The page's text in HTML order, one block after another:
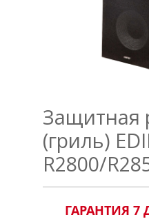
Защитная
(гриль)
R2800/
ГАРАНТИЯ 7